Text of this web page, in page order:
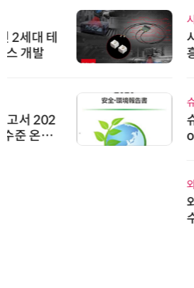
시큐어링크, 중소기업기술정보진
흥원 AI 초격차 R&D 사업 최종 선
슈퍼솔루션, 2026 Next-Gen AI C
ooling Summit 성황리 성료
와이즈스톤, 에이데이타 'SCV 기반
수집 데이터'에 DQ인증 최고 등급